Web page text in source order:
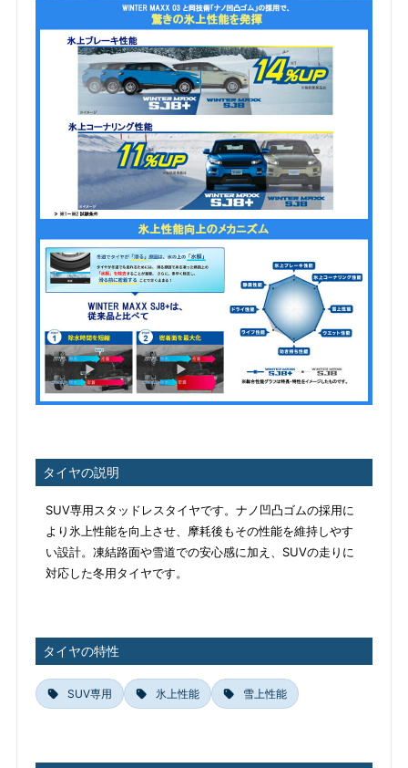
タイヤの説明
SUV専用スタッドレスタイヤです。ナノ凹凸ゴムの採用に
より氷上性能を向上させ、摩耗後もその性能を維持しやす
い設計。凍結路面や雪道での安心感に加え、SUVの走りに
対応した冬用タイヤです。
タイヤの特性
SUV専用 氷上性能 雪上性能